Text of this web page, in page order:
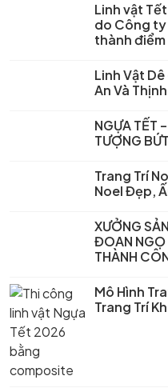
Linh vật
do Công ty
thành điểm
Linh Vật
An Và
NGỰA TẾT
TƯỢNG
Trang Trí
Noel Đẹp,
XƯỞNG
ĐOAN NGỌ
THÀNH
Mô Hình
Trang Trí